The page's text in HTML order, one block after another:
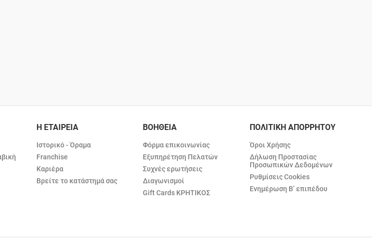
Η ΕΤΑΙΡΕΙΑ
Ιστορικό - Όραμα
Franchise
Καριέρα
Βρείτε το κατάστημά σας
ΒΟΗΘΕΙΑ
Φόρμα επικοινωνίας
Εξυπηρέτηση Πελατών
Συχνές ερωτήσεις
Διαγωνισμοί
Gift Cards ΚΡΗΤΙΚΟΣ
ΠΟΛΙΤΙΚΗ ΑΠΟΡΡΗΤΟΥ
Όροι Χρήσης
Δήλωση Προστασίας
Προσωπικών Δεδομένων
Ρυθμίσεις Cookies
Ενημέρωση Β’ επιπέδου